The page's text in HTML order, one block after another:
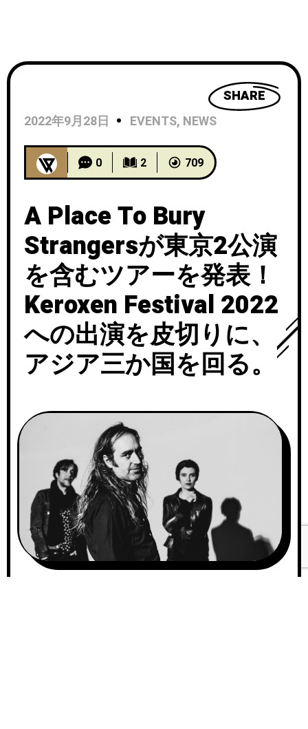
SHARE
2022年9月28日
EVENTS, NEWS
0 2 709
A Place To Bury
Strangersが東京2公演
を含むツアーを発表！
Keroxen Festival 2022
への出演を皮切りに、
アジア三か国を回る。